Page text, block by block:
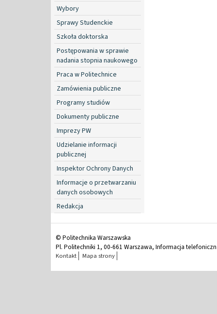
Wybory
Sprawy Studenckie
Szkoła doktorska
Postępowania w sprawie
nadania stopnia naukowego
Praca w Politechnice
Zamówienia publiczne
Programy studiów
Dokumenty publiczne
Imprezy PW
Udzielanie informacji
publicznej
Inspektor Ochrony Danych
Informacje o przetwarzaniu
danych osobowych
Redakcja
© Politechnika Warszawska
Pl. Politechniki 1, 00-661 Warszawa, Informacja
Kontakt Mapa strony